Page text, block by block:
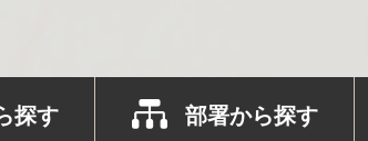
探す 部署から探す